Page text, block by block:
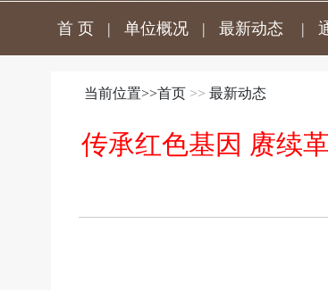
首 页 | 单位概况| 最新动态 |
当前位置>>首页 >> 最新动态
传承红色基因 赓续